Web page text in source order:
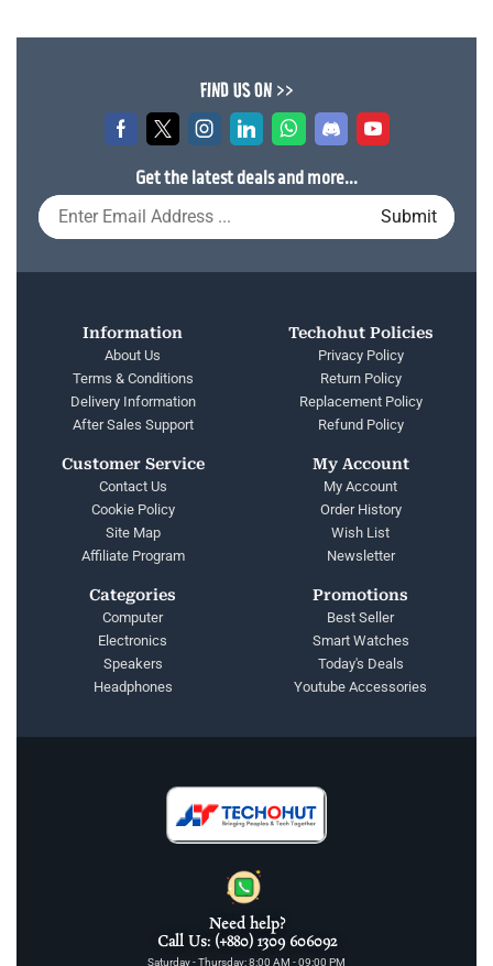
FIND US ON >>
Get the latest deals and more...
Information
About Us
Terms & Conditions
Delivery Information
After Sales Support
Techohut Policies
Privacy Policy
Return Policy
Replacement Policy
Refund Policy
Customer Service
Contact Us
Cookie Policy
Site Map
Affiliate Program
My Account
My Account
Order History
Wish List
Newsletter
Categories
Computer
Electronics
Speakers
Headphones
Promotions
Best Seller
Smart Watches
Today's Deals
Youtube Accessories
Need help?
Call Us: (+880) 1309 606092
Saturday - Thursday: 8:00 AM - 09:00 PM